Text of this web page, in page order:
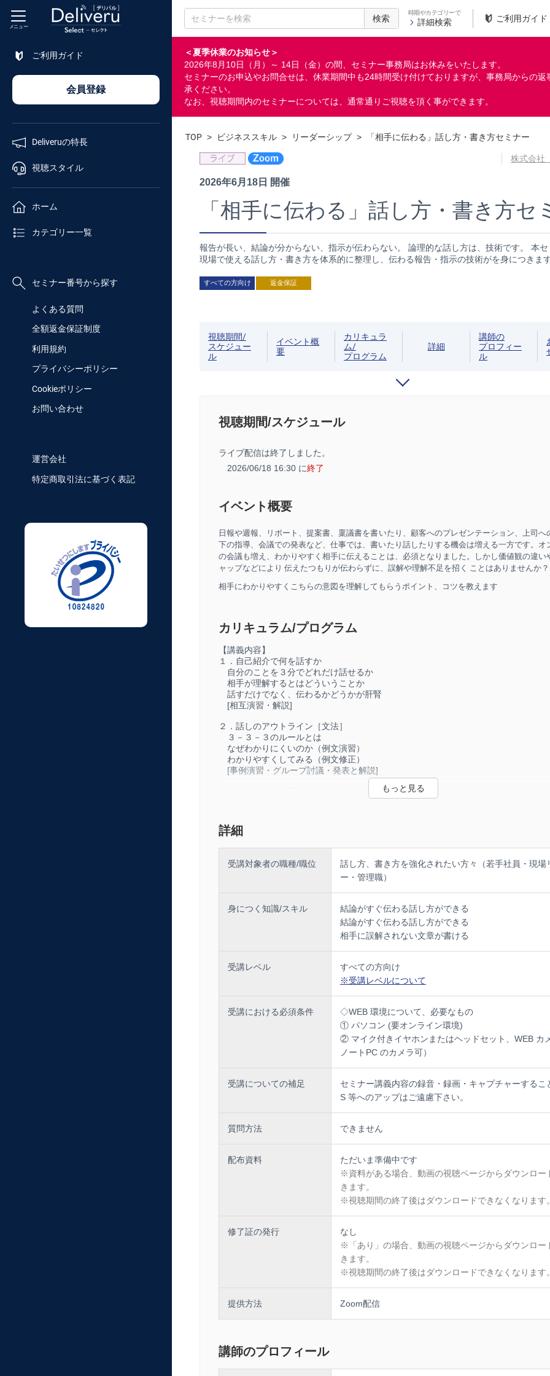
検索
時期やカテゴリーで
詳細検索 ご利用ガイド
＜夏季休業のお知らせ＞
2026年8月10日（月）～ 14日（金）の間、セミナー事務局はお休みをいたします。
セミナーのお申込やお問合せは、休業期間中も24時間受け付けておりますが、事務局からの
承ください。
なお、視聴期間内のセミナーについては、通常通りご視聴を頂く事ができます。
メニュー
ご利用ガイド
会員登録
Deliveruの特長
視聴スタイル
ホーム
カテゴリー一覧
セミナー番号から探す
よくある質問
全額返金保証制度
利用規約
プライバシーポリシー
Cookieポリシー
お問い合わせ
運営会社
特定商取引法に基づく表記
セミナー
番号検索
TOP > ビジネススキル > リーダーシップ > 「相手に伝わる」話し方・書き方セミナー
株式会社
2026年6月18日 開催
「相手に伝わる」話し方・書き方セ
報告が長い、結論が分からない、指示が伝わらない。 論理的な話し方は、技術です。 本セ
現場で使える話し方・書き方を体系的に整理し、伝わる報告・指示の技術がを身につきます
すべての方向け 返金保証
視聴期間/
スケジュー
ル
イベント概
要
カリキュラ
ム/
プログラム
詳細
講師の
プロフィー
ル
視聴期間/スケジュール
ライブ配信は終了しました。
2026/06/18 16:30 に終了
イベント概要
日報や週報、リポート、提案書、稟議書を書いたり、顧客へのプレゼンテーション、上司へ
下の指導、会議での発表など、仕事では、書いたり話したりする機会は増える一方です。オ
の会議も増え、わかりやすく相手に伝えることは、必須となりました 。しかし価値観の違い
ャップなどにより 伝えたつもりが伝わらずに、誤解や理解不足を招く ことはありませんか ？
相手にわかりやすくこちらの意図を理解してもらうポイント、コツを教えます
カリキュラム/プログラム
【講義内容】
１．自己紹介で何を話すか
自分のことを３分でどれだけ話せるか
相手が理解するとはどういうことか
話すだけでなく、伝わるかどうかが肝腎
[相互演習・解説]
２．話しのアウトライン［文法］
３－３－３のルールとは
なぜわかりにくいのか（例文演習）
わかりやすくしてみる（例文修正）
[事例演習・グループ討議・発表と解説]
筋が通らない文は読み手が混乱する
長文を短文にするだけでは足りない
途中で主語が変わっていないか
５．コミュニケーションに終わりはない
自分を知ることが自己啓発のスタート
詳細
受講対象者の職種/職位
話し方、書き方を強化されたい方々（若手社員・現場
ー・管理職）
身につく知識/スキル
結論がすぐ伝わる話し方ができる
結論がすぐ伝わる話し方ができる
相手に誤解されない文章が書ける
受講レベル
すべての方向け
※受講レベルについて
受講における必須条件
◇WEB 環境について、必要なもの
① パソコン (要オンライン環境)
② マイク付きイヤホンまたはヘッドセット、WEB カ
ノートPC のカメラ可）
受講についての補足
セミナー講義内容の録音・録画・キャプチャーするこ
S 等へのアップはご遠慮下さい。
質問方法 できません
配布資料
ただいま準備中です
※資料がある場合、動画の視聴ページからダウンロー
きます。
※視聴期間の終了後はダウンロードできなくなります。
修了証の発行
なし
※「あり」の場合、動画の視聴ページからダウンロー
きます。
※視聴期間の終了後はダウンロードできなくなります。
提供方法 Zoom配信
講師のプロフィール